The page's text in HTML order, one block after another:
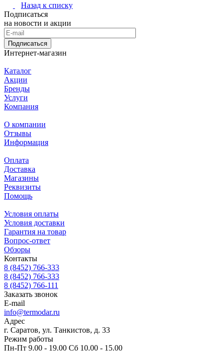
Назад к списку
Подписаться
на новости и акции
Подписаться
Интернет-магазин
Каталог
Акции
Бренды
Услуги
Компания
О компании
Отзывы
Информация
Оплата
Доставка
Магазины
Реквизиты
Помощь
Условия оплаты
Условия доставки
Гарантия на товар
Вопрос-ответ
Обзоры
Контакты
8 (8452) 766-333
8 (8452) 766-333
8 (8452) 766-111
Заказать звонок
E-mail
info@termodar.ru
Адрес
г. Саратов, ул. Танкистов, д. 33
Режим работы
Пн-Пт 9.00 - 19.00 Сб 10.00 - 15.00